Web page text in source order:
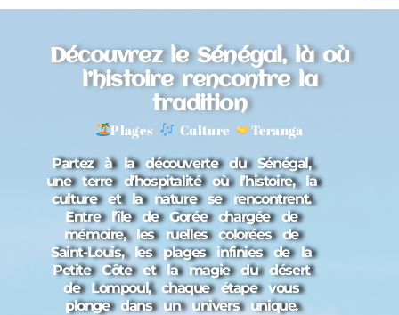
Découvrez le Sénégal, là où
l’histoire rencontre la
tradition
Plages Culture Teranga
Partez à la découverte du Sénégal,
une terre d’hospitalité où l’histoire, la
culture et la nature se rencontrent.
Entre l’île de Gorée chargée de
mémoire, les ruelles colorées de
Saint-Louis, les plages infinies de la
Petite Côte et la magie du désert
de Lompoul, chaque étape vous
plonge dans un univers unique.